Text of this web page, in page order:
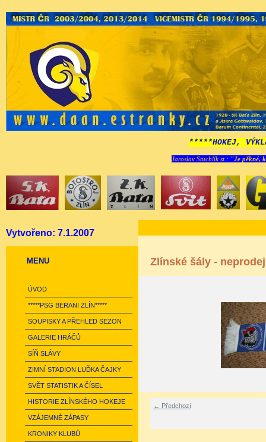
*****HOKEJ,
Jaroslav Stuchlík st.: "Je pěkné,
Vytvořeno: 7.1.2007
MENU
ÚVOD
*****PSG BERANI ZLÍN*****
SOUPISKY A PŘEHLED SEZON
GALERIE HRÁČŮ
SÍŇ SLÁVY
ZIMNÍ STADION LUĎKA ČAJKY
SVĚT STATISTIK A ČÍSEL
HISTORIE ZLÍNSKÉHO HOKEJE
VZÁJEMNÉ ZÁPASY
KRONIKY KLUBŮ
Zlínské šály -
← Předchozí